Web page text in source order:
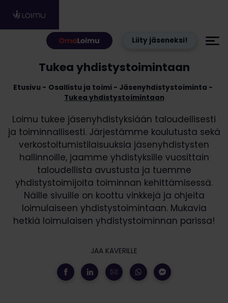
Liity jäseneksi!
Etusivu Osallistu ja toimi
Jäsenyhdistystoiminta
Tukea yhdistystoimintaan
Tukea yhdistystoimintaan
Loimu tukee jäsenyhdistyksiään taloudellisesti
ja toiminnallisesti. Järjestämme koulutusta sekä
verkostoitumistilaisuuksia jäsenyhdistysten
hallinnoille, jaamme yhdistyksille vuosittain
taloudellista avustusta ja tuemme
yhdistystoimijoita toiminnan kehittämisessä.
Näille sivuille on koottu vinkkejä ja ohjeita
loimulaiseen yhdistystoimintaan. Mukavia
hetkiä loimulaisen yhdistystoiminnan parissa!
JAA KAVERILLE